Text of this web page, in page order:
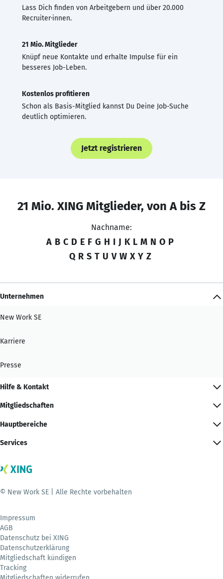
Lass Dich finden von Arbeitgebern und über 20.000
Recruiter·innen.
21 Mio. Mitglieder
Knüpf neue Kontakte und erhalte Impulse für ein
besseres Job-Leben.
Kostenlos profitieren
Schon als Basis-Mitglied kannst Du Deine Job-Suche
deutlich optimieren.
Jetzt registrieren
21 Mio. XING Mitglieder, von A bis Z
Nachname:
A B C D E F G H I J K L M N O P
Q R S T U V W X Y Z
Unternehmen
New Work SE
Karriere
Presse
Hilfe & Kontakt
Mitgliedschaften
Hauptbereiche
Services
© New Work SE | Alle Rechte vorbehalten
Impressum
AGB
Datenschutz bei XING
Datenschutzerklärung
Mitgliedschaft kündigen
Tracking